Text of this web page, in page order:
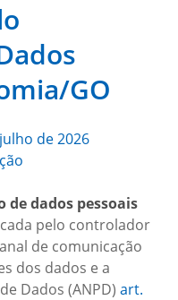
GO
de 2026
dados pessoais
pelo controlador
de comunicação
dos dados e a
Dados (ANPD) art.